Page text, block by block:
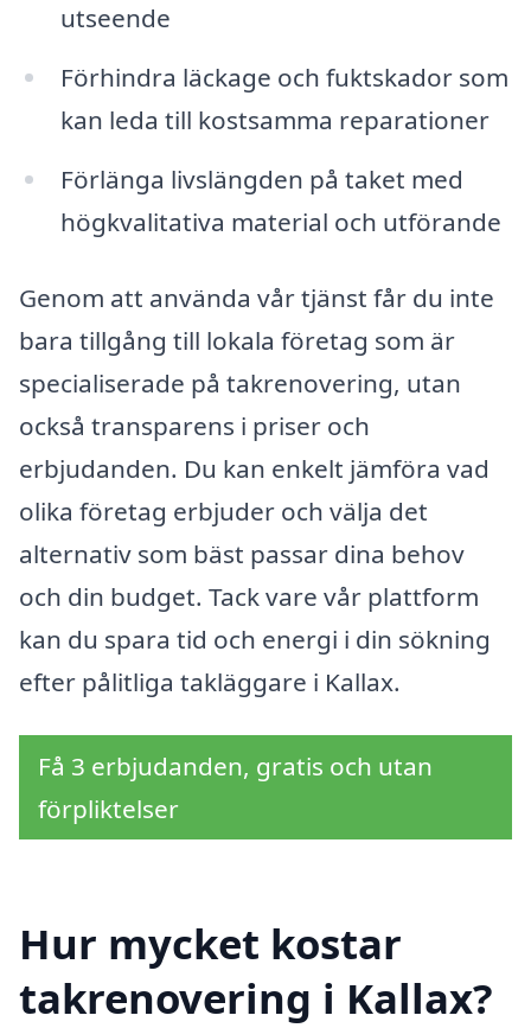
utseende
Förhindra läckage och fuktskador som
kan leda till kostsamma reparationer
Förlänga livslängden på taket med
högkvalitativa material och utförande
Genom att använda vår tjänst får du inte
bara tillgång till lokala företag som är
specialiserade på takrenovering, utan
också transparens i priser och
erbjudanden. Du kan enkelt jämföra vad
olika företag erbjuder och välja det
alternativ som bäst passar dina behov
och din budget. Tack vare vår plattform
kan du spara tid och energi i din sökning
efter pålitliga takläggare i Kallax.
Få 3 erbjudanden, gratis och utan
förpliktelser
Hur mycket kostar
takrenovering i Kallax?